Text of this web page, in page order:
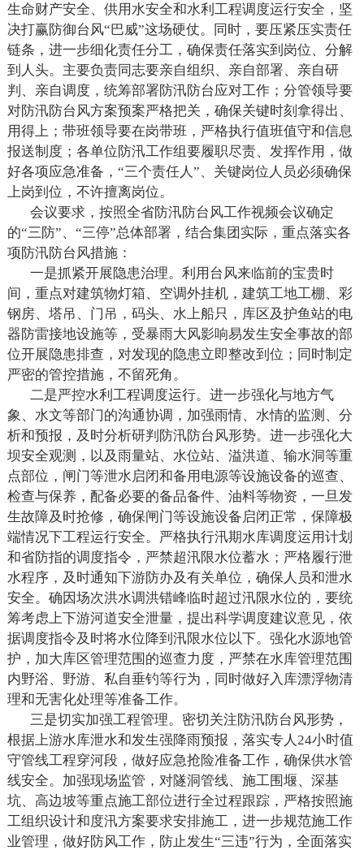
生命财产安全、供用水安全和水利工程调度运行安全，坚
决打赢防御台风“巴威”这场硬仗。同时，要压紧压实责任
链条，进一步细化责任分工，确保责任落实到岗位、分解
到人头。主要负责同志要亲自组织、亲自部署、亲自研
判、亲自调度，统筹部署防汛防台应对工作；分管领导要
对防汛防台风方案预案严格把关，确保关键时刻拿得出、
用得上；带班领导要在岗带班，严格执行值班值守和信息
报送制度；各单位防汛工作组要履职尽责、发挥作用，做
好各项应急准备，“三个责任人”、关键岗位人员必须确保
上岗到位，不许擅离岗位。
会议要求，按照全省防汛防台风工作视频会议确定
的“三防”、“三停”总体部署，结合集团实际，重点落实各
项防汛防台风措施：
一是抓紧开展隐患治理。利用台风来临前的宝贵时
间，重点对建筑物灯箱、空调外挂机，建筑工地工棚、彩
钢房、塔吊、门吊，码头、水上船只，库区及护鱼站的电
器防雷接地设施等，受暴雨大风影响易发生安全事故的部
位开展隐患排查，对发现的隐患立即整改到位；同时制定
严密的管控措施，不留死角。
二是严控水利工程调度运行。进一步强化与地方气
象、水文等部门的沟通协调，加强雨情、水情的监测、分
析和预报，及时分析研判防汛防台风形势。进一步强化大
坝安全观测，以及雨量站、水位站、溢洪道、输水洞等重
点部位，闸门等泄水启闭和备用电源等设施设备的巡查、
检查与保养，配备必要的备品备件、油料等物资，一旦发
生故障及时抢修，确保闸门等设施设备启闭正常，保障极
端情况下工程运行安全。严格执行汛期水库调度运用计划
和省防指的调度指令，严禁超汛限水位蓄水；严格履行泄
水程序，及时通知下游防办及有关单位，确保人员和泄水
安全。确因场次洪水调洪错峰临时超过汛限水位的，要统
筹考虑上下游河道安全泄量，提出科学调度建议意见，依
据调度指令及时将水位降到汛限水位以下。强化水源地管
护，加大库区管理范围的巡查力度，严禁在水库管理范围
内野浴、野游、私自垂钓等行为，同时做好入库漂浮物清
理和无害化处理等准备工作。
三是切实加强工程管理。密切关注防汛防台风形势，
根据上游水库泄水和发生强降雨预报，落实专人24小时值
守管线工程穿河段，做好应急抢险准备工作，确保供水管
线安全。加强现场监管，对隧洞管线、施工围堰、深基
坑、高边坡等重点施工部位进行全过程跟踪，严格按照施
工组织设计和度汛方案要求安排施工，进一步规范施工作
业管理，做好防风工作，防止发生“三违”行为，全面落实